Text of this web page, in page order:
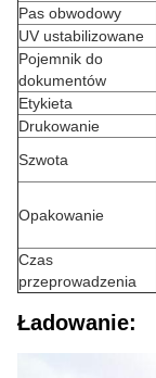
Pas obwodowy
UV ustabilizowane
Pojemnik do
dokumentów
Etykieta
Drukowanie
Szwota
Opakowanie
Czas
przeprowadzenia
Ładowanie: